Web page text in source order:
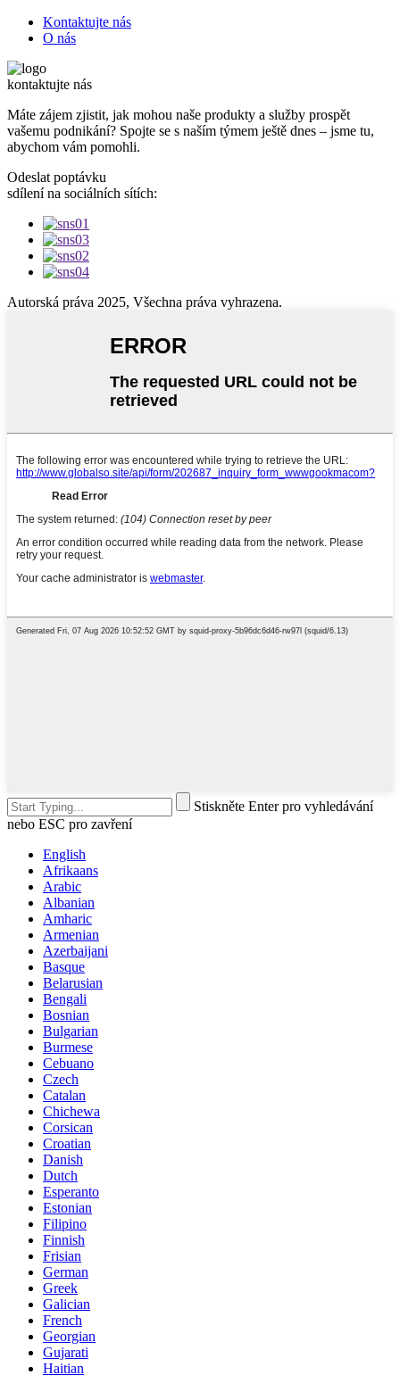
Kontaktujte nás
O nás
kontaktujte nás
Máte zájem zjistit, jak mohou naše produkty a služby prospět
vašemu podnikání? Spojte se s naším týmem ještě dnes – jsme tu,
abychom vám pomohli.
Odeslat poptávku
sdílení na sociálních sítích:
Autorská práva 2025, Všechna práva vyhrazena.
Stiskněte Enter pro vyhledávání
nebo ESC pro zavření
English
Afrikaans
Arabic
Albanian
Amharic
Armenian
Azerbaijani
Basque
Belarusian
Bengali
Bosnian
Bulgarian
Burmese
Cebuano
Czech
Catalan
Chichewa
Corsican
Croatian
Danish
Dutch
Esperanto
Estonian
Filipino
Finnish
Frisian
German
Greek
Galician
French
Georgian
Gujarati
Haitian